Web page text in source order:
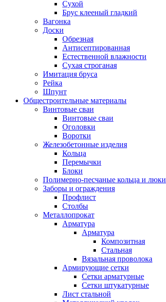
Сухой
Брус клееный гладкий
Вагонка
Доски
Обрезная
Антисептированная
Естественной влажности
Сухая строганая
Имитация бруса
Рейка
Шпунт
Общестроительные материалы
Винтовые сваи
Винтовые сваи
Оголовки
Воротки
Железобетонные изделия
Кольца
Перемычки
Блоки
Полимерно-песчаные кольца и люки
Заборы и ограждения
Профлист
Столбы
Металлопрокат
Арматура
Арматура
Композитная
Стальная
Вязальная проволока
Армирующие сетки
Сетки арматурные
Сетки штукатурные
Лист стальной